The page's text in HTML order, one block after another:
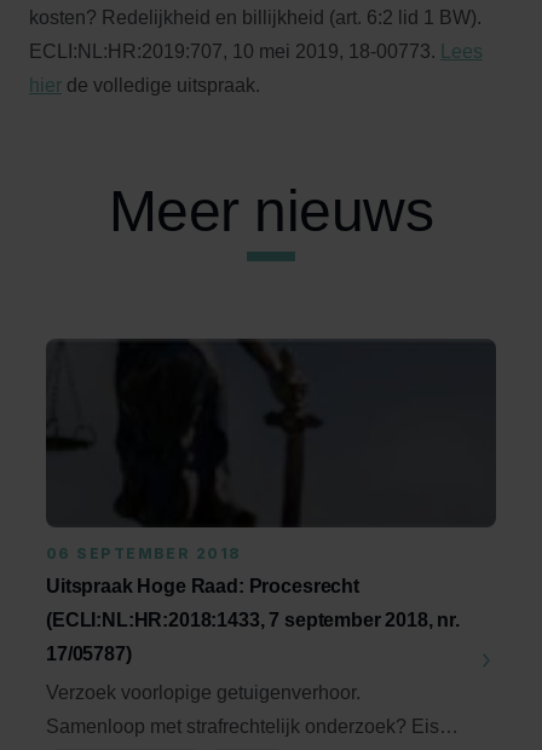
kosten? Redelijkheid en billijkheid (art. 6:2 lid 1 BW).
ECLI:NL:HR:2019:707, 10 mei 2019, 18-00773.
Lees
hier de volledige uitspraak.
Meer nieuws
06 SEPTEMBER 2018
Uitspraak Hoge Raad: Procesrecht
(ECLI:NL:HR:2018:1433, 7 september 2018, nr.
17/05787)
Verzoek voorlopige getuigenverhoor.
Samenloop met strafrechtelijk onderzoek? Eisen